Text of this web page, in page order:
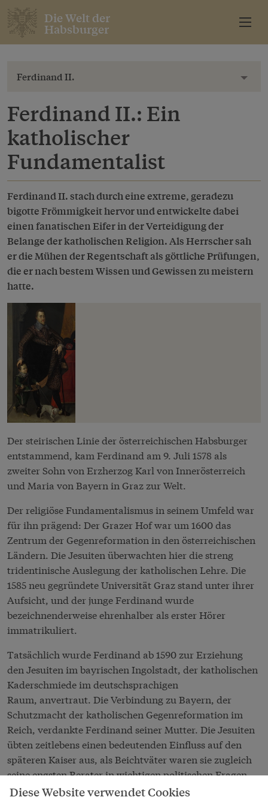
Die Welt der
Habsburger
Ferdinand II.
Ferdinand II.: Ein
katholischer
Fundamentalist
Ferdinand II. stach durch eine extreme, geradezu
bigotte Frömmigkeit hervor und entwickelte dabei
einen fanatischen Eifer in der Verteidigung der
Belange der katholischen Religion. Als Herrscher sah
er die Mühen der Regentschaft als göttliche Prüfungen,
die er nach bestem Wissen und Gewissen zu meistern
hatte.
Der steirischen Linie der österreichischen Habsburger
entstammend, kam Ferdinand am 9. Juli 1578 als
zweiter Sohn von Erzherzog Karl von Innerösterreich
und Maria von Bayern in Graz zur Welt.
Der religiöse Fundamentalismus in seinem Umfeld war
für ihn prägend: Der Grazer Hof war um 1600 das
Zentrum der Gegenreformation in den österreichischen
Ländern. Die Jesuiten überwachten hier die streng
tridentinische Auslegung der katholischen Lehre. Die
1585 neu gegründete Universität Graz stand unter ihrer
Aufsicht, und der junge Ferdinand wurde
bezeichnenderweise ehrenhalber als erster Hörer
immatrikuliert.
Tatsächlich wurde Ferdinand ab 1590 zur Erziehung
den Jesuiten im bayrischen Ingolstadt, der katholischen
Kaderschmiede im deutschsprachigen
Raum, anvertraut. Die Verbindung zu Bayern, der
Schutzmacht der katholischen Gegenreformation im
Reich, verdankte Ferdinand seiner Mutter. Die Jesuiten
übten zeitlebens einen bedeutenden Einfluss auf den
späteren Kaiser aus, als Beichtväter waren sie zugleich
seine engsten Berater in wichtigen politischen Fragen.
Nach dem frühen Tod des Vaters 1590 wurde Ferdinand
Diese Website verwendet Cookies